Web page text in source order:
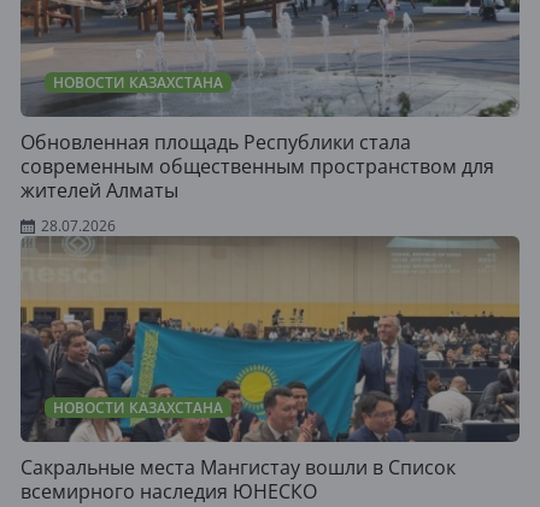
НОВОСТИ КАЗАХСТАНА
Обновленная площадь Республики стала
современным общественным пространством для
жителей Алматы
28.07.2026
НОВОСТИ КАЗАХСТАНА
Сакральные места Мангистау вошли в Список
всемирного наследия ЮНЕСКО